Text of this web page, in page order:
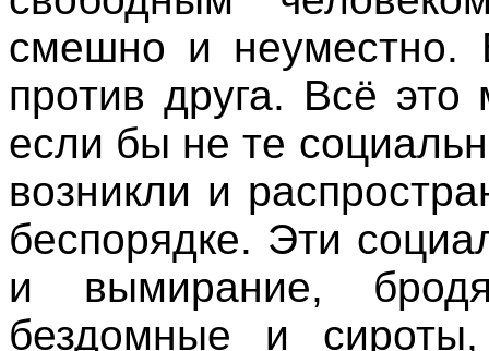
смешно и неуместно.
против друга. Всё
если бы не те
возникли и
беспорядке. Эти
и вымирание,
бездомные и